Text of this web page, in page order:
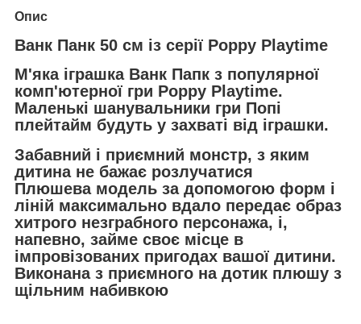
Опис
Ванк Панк 50 см із серії Poppy Playtime
М'яка іграшка Ванк Папк з популярної
комп'ютерної гри Poppy Playtime.
Маленькі шанувальники гри Попі
плейтайм будуть у захваті від іграшки.
Забавний і приємний монстр, з яким
дитина не бажає розлучатися
Плюшева модель за допомогою форм і
ліній максимально вдало передає образ
хитрого незграбного персонажа, і,
напевно, займе своє місце в
імпровізованих пригодах вашої дитини.
Виконана з приємного на дотик плюшу з
щільним набивкою